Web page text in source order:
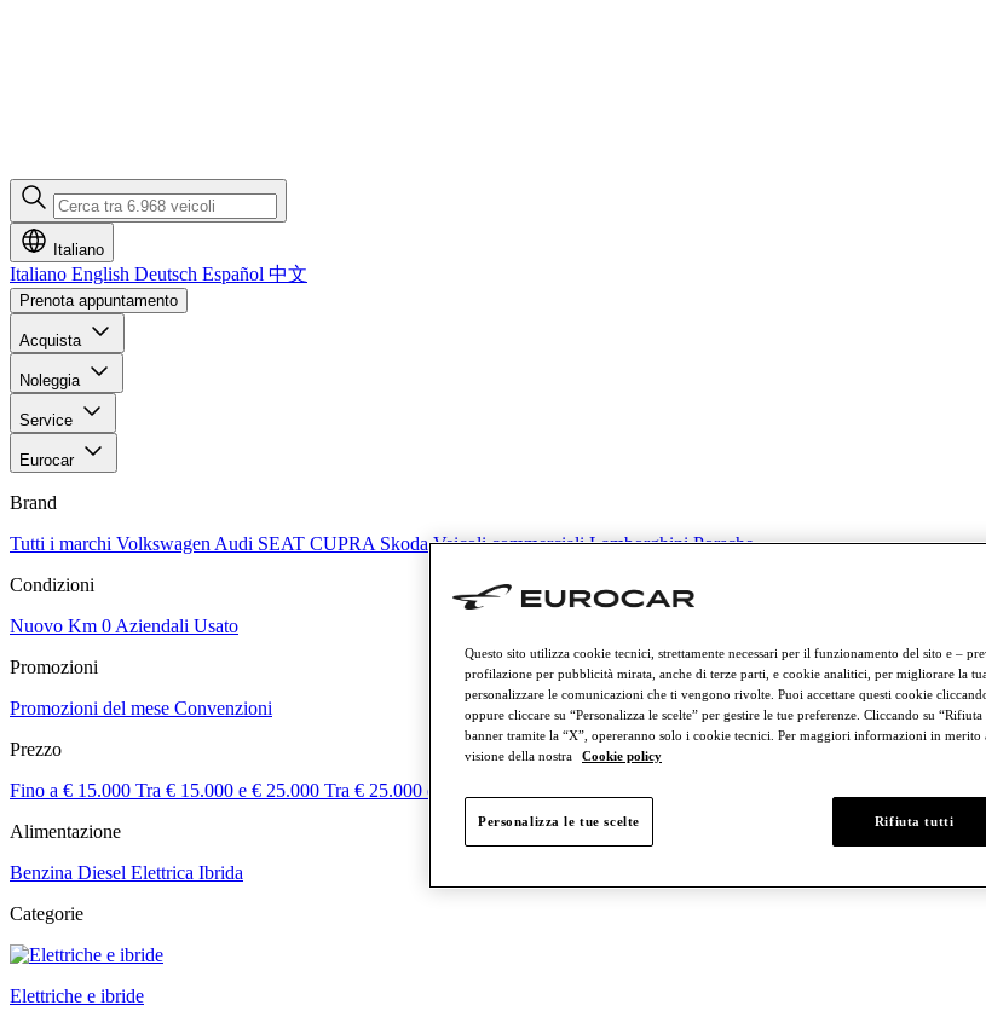
Italiano
Italiano English Deutsch Español 中文
Prenota appuntamento
Acquista
Noleggia
Service
Eurocar
Brand
Tutti i marchi VolkswagenAudi SEAT CUPRA SkodaVeicoli commercialiLamborghiniPorsche
Condizioni
Nuovo Km 0Aziendali Usato
Promozioni
Promozioni del mese Convenzioni
Prezzo
Fino a € 15.000 Tra € 15.000 e € 25.000 Tra € 25.000 e € 50.000
Alimentazione
Benzina Diesel Elettrica Ibrida
Categorie
Elettriche e ibride
Questo sito utilizza cookie tecnici, strettamente necessari per il funzionamento del sito e –
profilazione per pubblicità mirata, anche di terze parti, e cookie analitici, per migliorare la
personalizzare le comunicazioni che ti vengono rivolte. Puoi accettare questi cookie
oppure cliccare su “Personalizza le scelte” per gestire le tue preferenze. Cliccando su
banner tramite la “X”, opereranno solo i cookie tecnici. Per maggiori informazioni in
visione della nostra
Cookie policy
Personalizza le tue scelte Rifiuta tutti